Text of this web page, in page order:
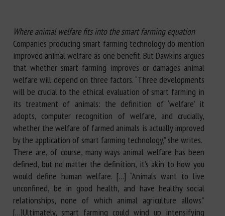
Where animal welfare fits into the smart farming equation
Companies producing smart farming technology do mention
improved animal welfare as one benefit. But Dawkins argues
that whether smart farming improves or damages animal
welfare will depend on three factors. “Three developments
will be crucial to the ethical evaluation of smart farming in
its treatment of animals: the definition of ‘welfare’ it
adopts, computer recognition of welfare, and crucially,
whether the welfare of farmed animals is actually improved
by the application of smart farming technology,” she writes.
There are, of course, many ways animal welfare has been
defined, but no matter the definition, it’s akin to how you
would define human welfare. […] “Animals want to live
unconfined, be in good health, and have healthy social
relationships, none of which animal agriculture allows.”
[…]Ultimately, smart farming could wind up intensifying